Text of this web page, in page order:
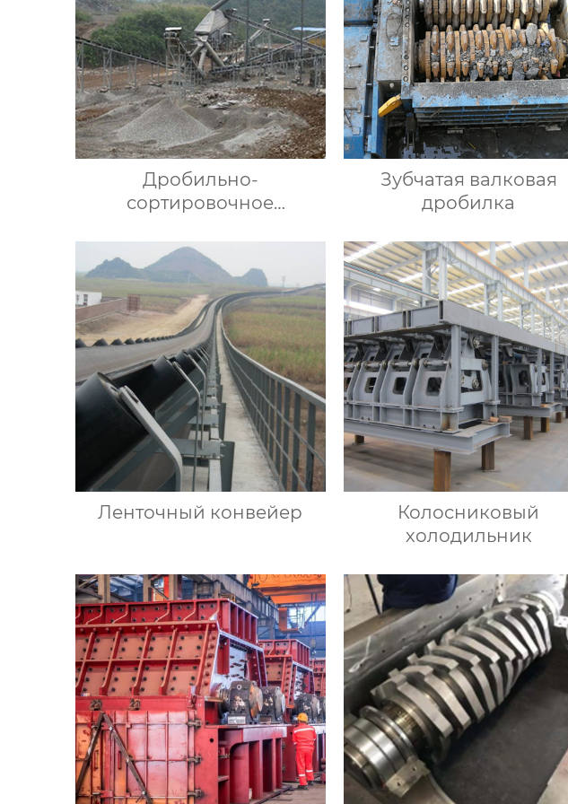
Дробильно-
сортировочное
Зубчатая валковая
дробилка
Ленточный конвейер
Колосниковый
холодильник